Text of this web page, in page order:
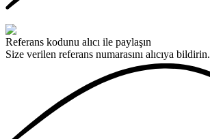
Referans kodunu alıcı ile paylaşın
Size verilen referans numarasını alıcıya bildirin.